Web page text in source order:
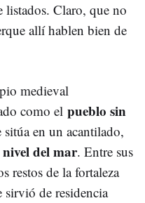
listados. Claro, que no
allí hablen bien de
medieval
como el pueblo sin
en un acantilado,
del mar. Entre sus
restos de la fortaleza
sirvió de residencia